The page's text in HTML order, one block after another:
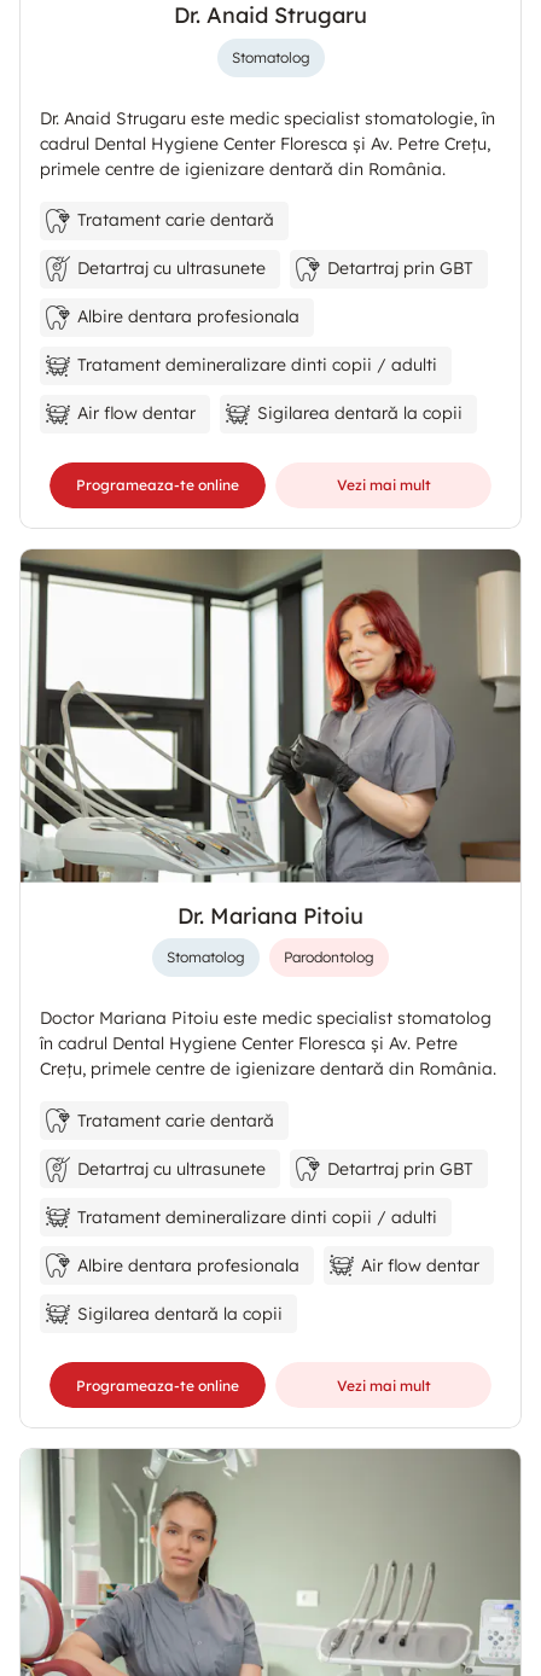
Dr. Anaid Strugaru
Stomatolog
Dr. Anaid Strugaru este medic specialist stomatologie, în
cadrul Dental Hygiene Center Floresca și Av. Petre Crețu,
primele centre de igienizare dentară din România.
Tratament carie dentară
Detartraj cu ultrasunete Detartraj prin GBT
Albire dentara profesionala
Tratament demineralizare dinti copii / adulti
Air flow dentar Sigilarea dentară la copii
Programeaza-te online Vezi mai mult
Dr. Mariana Pitoiu
Stomatolog Parodontolog
Doctor Mariana Pitoiu este medic specialist stomatolog
în cadrul Dental Hygiene Center Floresca și Av. Petre
Crețu, primele centre de igienizare dentară din România.
Tratament carie dentară
Detartraj cu ultrasunete Detartraj prin GBT
Tratament demineralizare dinti copii / adulti
Albire dentara profesionala Air flow dentar
Sigilarea dentară la copii
Programeaza-te online Vezi mai mult